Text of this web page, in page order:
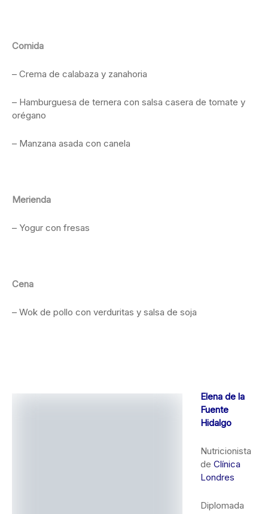
Comida
– Crema de calabaza y zanahoria
– Hamburguesa de ternera con salsa casera de tomate y
orégano
– Manzana asada con canela
Merienda
– Yogur con fresas
Cena
– Wok de pollo con verduritas y salsa de soja
Elena de la
Fuente
Diplomada en Nutrición Humana y Dietética y Licenciada